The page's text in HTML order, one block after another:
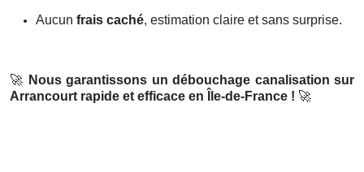
Aucun frais caché, estimation claire et sans surprise.
🚀 Nous garantissons un débouchage canalisation sur
Arrancourt rapide et efficace en Île-de-France ! 🚀